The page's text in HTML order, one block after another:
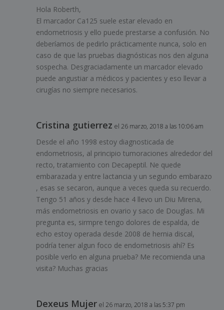
Hola Roberth,
El marcador Ca125 suele estar elevado en
endometriosis y ello puede prestarse a confusión. No
deberíamos de pedirlo prácticamente nunca, solo en
caso de que las pruebas diagnósticas nos den alguna
sospecha. Desgraciadamente un marcador elevado
puede angustiar a médicos y pacientes y eso llevar a
cirugías no siempre necesarios.
Cristina gutierrez el 26 marzo, 2018 a las 10:06 am
Desde el año 1998 estoy diagnosticada de
endometriosis, al principio tumoraciones alrededor del
recto, tratamiento con Decapeptil. Ne quede
embarazada y entre lactancia y un segundo embarazo
, esas se secaron, aunque a veces queda su recuerdo.
Tengo 51 años y desde hace 4 llevo un Diu Mirena,
más endometriosis en ovario y saco de Douglas. Mi
pregunta es, sirmpre tengo dolores de espalda, de
echo estoy operada desde 2008 de hernia discal,
podría tener algun foco de endometriosis ahí? Es
posible verlo en alguna prueba? Me recomienda una
visita? Muchas gracias
Dexeus Mujer el 26 marzo, 2018 a las 5:37 pm